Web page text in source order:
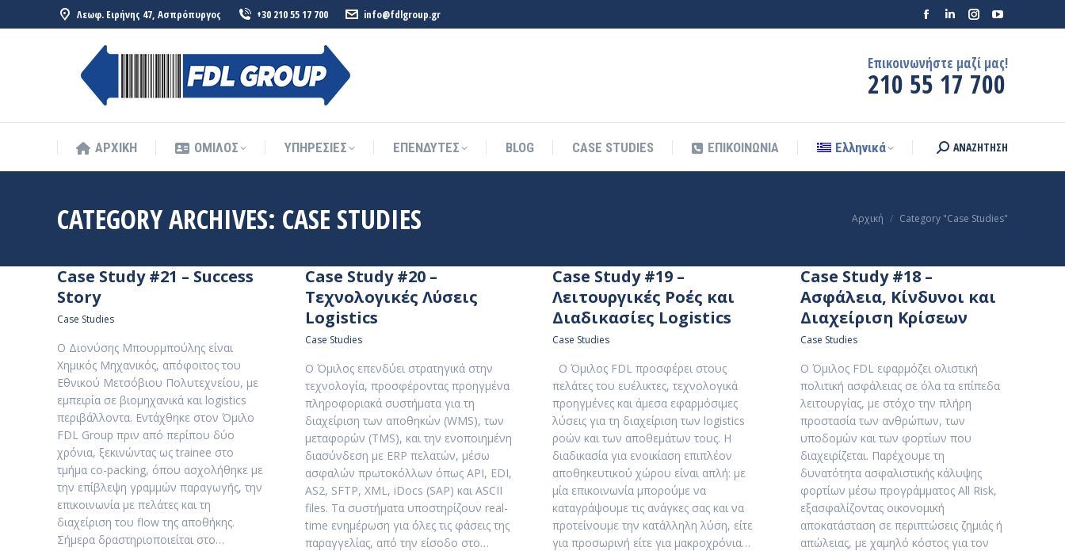
Λεωφ. Ειρήνης 47, Ασπρόπυργος +30 210 55 17 700 info@fdlgroup.gr
Facebook
opens
in
window
Linkedin
opens
in
window
Instagram
opens
in
window
opens
in
window
Επικοινωνήστε μαζί μας!
210 55 17 700
ΑΡΧΙΚΗ ΟΜΙΛΟΣ ΥΠΗΡΕΣΙΕΣ ΕΠΕΝΔΥΤΕΣ BLOG CASE STUDIES ΕΠΙΚΟΙΝΩΝΙΑ Ελληνικά Search:
ΑΝΑΖΗΤΗΣΗ
CATEGORY ARCHIVES: CASE STUDIES You are here:
Αρχική Category "Case Studies"
Case Study #21 – Success
Story
Case Studies
Ο Διονύσης Μπουρμπούλης είναι
Χημικός Μηχανικός, απόφοιτος του
Εθνικού Μετσόβιου Πολυτεχνείου, με
εμπειρία σε βιομηχανικά και logistics
περιβάλλοντα. Εντάχθηκε στον Όμιλο
FDL Group πριν από περίπου δύο
χρόνια, ξεκινώντας ως trainee στο
τμήμα co-packing, όπου ασχολήθηκε με
την επίβλεψη γραμμών παραγωγής, την
επικοινωνία με πελάτες και τη
διαχείριση του flow της αποθήκης.
Σήμερα δραστηριοποιείται στο…
Case Study #20 –
Τεχνολογικές Λύσεις
Logistics
Case Studies
Ο Όμιλος επενδύει στρατηγικά στην
τεχνολογία, προσφέροντας προηγμένα
πληροφοριακά συστήματα για τη
διαχείριση των αποθηκών (WMS), των
μεταφορών (TMS), και την ενοποιημένη
διασύνδεση με ERP πελατών, μέσω
ασφαλών πρωτοκόλλων όπως API, EDI,
AS2, SFTP, XML, iDocs (SAP) και ASCII
files. Τα συστήματα υποστηρίζουν real-
time ενημέρωση για όλες τις φάσεις της
παραγγελίας, από την είσοδο στο…
Case Study #19 –
Λειτουργικές Ροές και
Διαδικασίες Logistics
Case Studies
Ο Όμιλος FDL προσφέρει στους
πελάτες του ευέλικτες, τεχνολογικά
προηγμένες και άμεσα εφαρμόσιμες
λύσεις για τη διαχείριση των logistics
ροών και των αποθεμάτων τους. Η
διαδικασία για ενοικίαση επιπλέον
αποθηκευτικού χώρου είναι απλή: με
μία επικοινωνία μπορούμε να
καταγράψουμε τις ανάγκες σας και να
προτείνουμε την κατάλληλη λύση, είτε
για προσωρινή είτε για μακροχρόνια…
Case Study #18 –
Ασφάλεια, Κίνδυνοι και
Διαχείριση Κρίσεων
Case Studies
Ο Όμιλος FDL εφαρμόζει ολιστική
πολιτική ασφάλειας σε όλα τα επίπεδα
λειτουργίας, με στόχο την πλήρη
προστασία των ανθρώπων, των
υποδομών και των φορτίων που
διαχειρίζεται. Παρέχουμε τη
δυνατότητα ασφαλιστικής κάλυψης
φορτίων μέσω προγράμματος All Risk,
εξασφαλίζοντας οικονομική
αποκατάσταση σε περιπτώσεις ζημιάς ή
απώλειας, με χαμηλό κόστος για τον
ΑΡΧΙΚΗ ΟΜΙΛΟΣ ΥΠΗΡΕΣΙΕΣ ΕΠΕΝΔΥΤΕΣ BLOG CASE STUDIES ΕΠΙΚΟΙΝΩΝΙΑ Ελληνικά Search:ΑΝΑΖΗΤΗΣΗ